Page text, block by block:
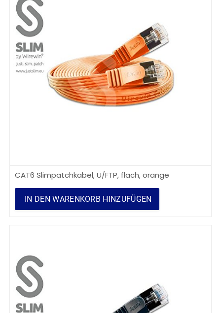
CAT6 Slimpatchkabel, U/FTP, flach, orange
IN DEN WARENKORB HINZUFÜGEN